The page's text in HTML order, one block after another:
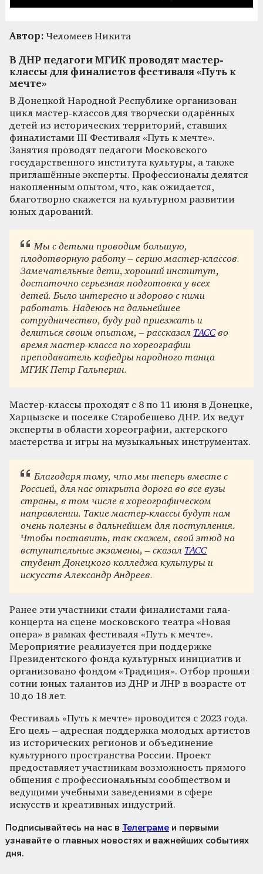
Автор: Челомеев Никита
В ДНР педагоги МГИК проводят мастер-
классы для финалистов фестиваля «Путь к
мечте»
В Донецкой Народной Республике организован
цикл мастер-классов для творчески одарённых
детей из исторических территорий, ставших
финалистами III Фестиваля «Путь к мечте».
Занятия проводят педагоги Московского
государственного института культуры, а также
приглашённые эксперты. Профессионалы делятся
накопленным опытом, что, как ожидается,
благотворно скажется на культурном развитии
юных дарований.
Мы с детьми проводим большую,
плодотворную работу – серию мастер-классов.
Замечательные дети, хороший институт,
достаточно серьезная подготовка у всех
детей. Было интересно и здорово с ними
работать. Надеюсь на дальнейшее
сотрудничество, буду рад приезжать и
делиться своим опытом, – рассказал ТАССво
время мастер-класса по хореографии
преподаватель кафедры народного танца
МГИК Петр Гальперин.
Мастер-классы проходят с 8 по 11 июня в Донецке,
Харцызске и поселке Старобешево ДНР. Их ведут
эксперты в области хореографии, актерского
мастерства и игры на музыкальных инструментах.
Благодаря тому, что мы теперь вместе с
Россией, для нас открыта дорога во все вузы
страны, в том числе в хореографическом
направлении. Такие мастер-классы будут нам
очень полезны в дальнейшем для поступления.
Чтобы поставить, так скажем, свой этюд на
вступительные экзамены, – сказал ТАСС
студент Донецкого колледжа культуры и
искусств Александр Андреев.
Ранее эти участники стали финалистами гала-
концерта на сцене московского театра «Новая
опера» в рамках фестиваля «Путь к мечте».
Мероприятие реализуется при поддержке
Президентского фонда культурных инициатив и
организовано фондом «Традиция». Отбор прошли
сотни юных талантов из ДНР и ЛНР в возрасте от
10 до 18 лет.
Фестиваль «Путь к мечте» проводится с 2023 года.
Его цель – адресная поддержка молодых артистов
из исторических регионов и объединение
культурного пространства России. Проект
предоставляет участникам возможность прямого
общения с профессиональным сообществом и
ведущими учебными заведениями в сфере
искусств и креативных индустрий.
Подписывайтесь на нас в Телеграме и первыми
узнавайте о главных новостях и важнейших событиях
дня.